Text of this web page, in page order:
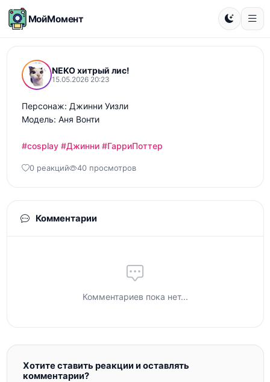
МойМомент
NEKO хитрый лис!
15.05.2026 20:23
Персонаж: Джинни Уизли
Модель: Аня Вонти
#cosplay #Джинни #ГарриПоттер
0 реакций 40 просмотров
Комментарии
Комментариев пока нет...
Хотите ставить реакции и оставлять
комментарии?